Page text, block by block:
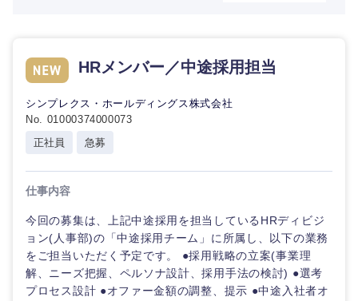
HRメンバー／中途採用担当
シンプレクス・ホールディングス株式会社
No. 01000374000073
正社員
急募
仕事内容
今回の募集は、上記中途採用を担当しているHRディビジ
ョン(人事部)の「中途採用チーム」に所属し、以下の業務
をご担当いただく予定です。 ●採用戦略の立案(事業理
解、ニーズ把握、ペルソナ設計、採用手法の検討) ●選考
プロセス設計 ●オファー金額の調整、提示 ●中途入社者オ